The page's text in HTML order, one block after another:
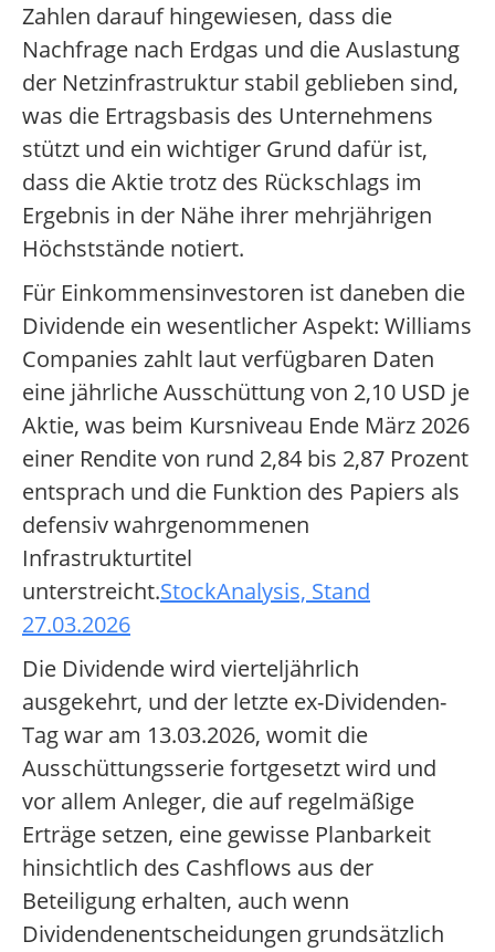
Zahlen darauf hingewiesen, dass die
Nachfrage nach Erdgas und die Auslastung
der Netzinfrastruktur stabil geblieben sind,
was die Ertragsbasis des Unternehmens
stützt und ein wichtiger Grund dafür ist,
dass die Aktie trotz des Rückschlags im
Ergebnis in der Nähe ihrer mehrjährigen
Höchststände notiert.
Für Einkommensinvestoren ist daneben die
Dividende ein wesentlicher Aspekt: Williams
Companies zahlt laut verfügbaren Daten
eine jährliche Ausschüttung von 2,10 USD je
Aktie, was beim Kursniveau Ende März 2026
einer Rendite von rund 2,84 bis 2,87 Prozent
entsprach und die Funktion des Papiers als
defensiv wahrgenommenen
Infrastrukturtitel
unterstreicht.StockAnalysis, Stand
27.03.2026
Die Dividende wird vierteljährlich
ausgekehrt, und der letzte ex-Dividenden-
Tag war am 13.03.2026, womit die
Ausschüttungsserie fortgesetzt wird und
vor allem Anleger, die auf regelmäßige
Erträge setzen, eine gewisse Planbarkeit
hinsichtlich des Cashflows aus der
Beteiligung erhalten, auch wenn
Dividendenentscheidungen grundsätzlich